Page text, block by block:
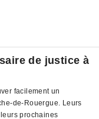
de justice à
facilement un
de-Rouergue. Leurs
prochaines